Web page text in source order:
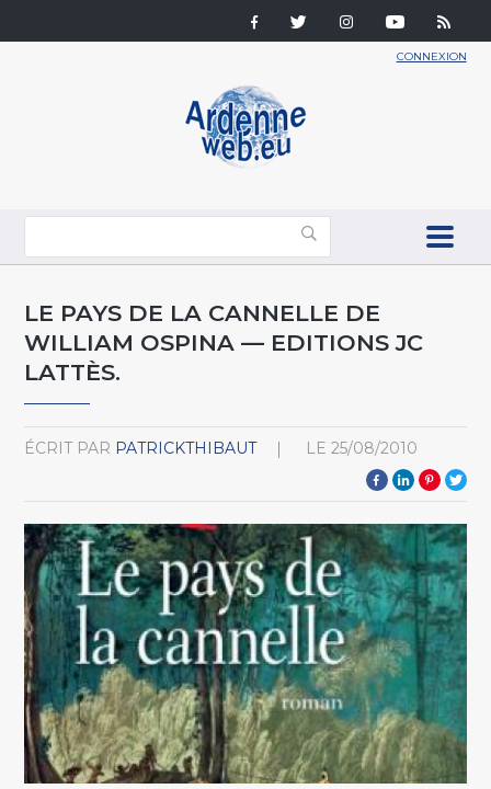
CONNEXION
LE PAYS DE LA CANNELLE DE
WILLIAM OSPINA — EDITIONS JC
LATTÈS.
ÉCRIT PAR PATRICKTHIBAUT LE 25/08/2010